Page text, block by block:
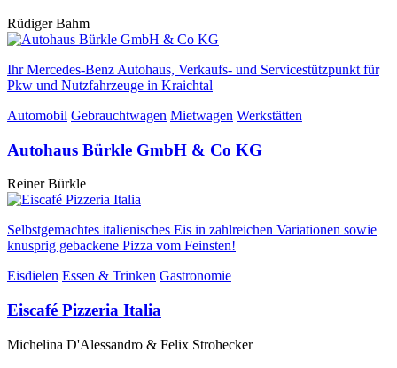
Rüdiger Bahm
Ihr Mercedes-Benz Autohaus, Verkaufs- und Servicestützpunkt für
Pkw und Nutzfahrzeuge in Kraichtal
Automobil Gebrauchtwagen Mietwagen Werkstätten
Autohaus Bürkle GmbH & Co KG
Reiner Bürkle
Selbstgemachtes italienisches Eis in zahlreichen Variationen sowie
knusprig gebackene Pizza vom Feinsten!
Eisdielen Essen & Trinken Gastronomie
Eiscafé Pizzeria Italia
Michelina D'Alessandro & Felix Strohecker